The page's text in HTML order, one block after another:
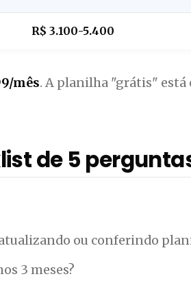
R$ 3.100-5.400
mês. A planilha "grátis" está
de 5
ou conferindo
3 meses?